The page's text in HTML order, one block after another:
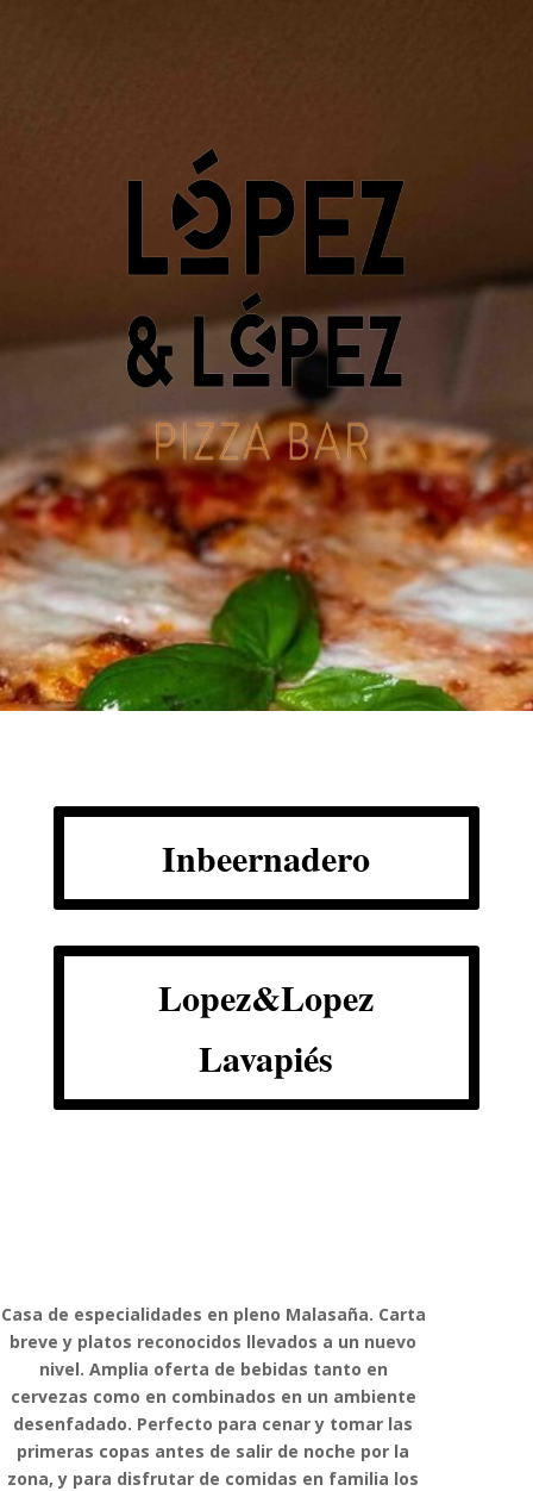
Inbeernadero
Lopez&Lopez
Lavapiés
Casa de especialidades en pleno Malasaña. Carta
breve y platos reconocidos llevados a un nuevo
nivel. Amplia oferta de bebidas tanto en
cervezas como en combinados en un ambiente
desenfadado. Perfecto para cenar y tomar las
primeras copas antes de salir de noche por la
zona, y para disfrutar de comidas en familia los